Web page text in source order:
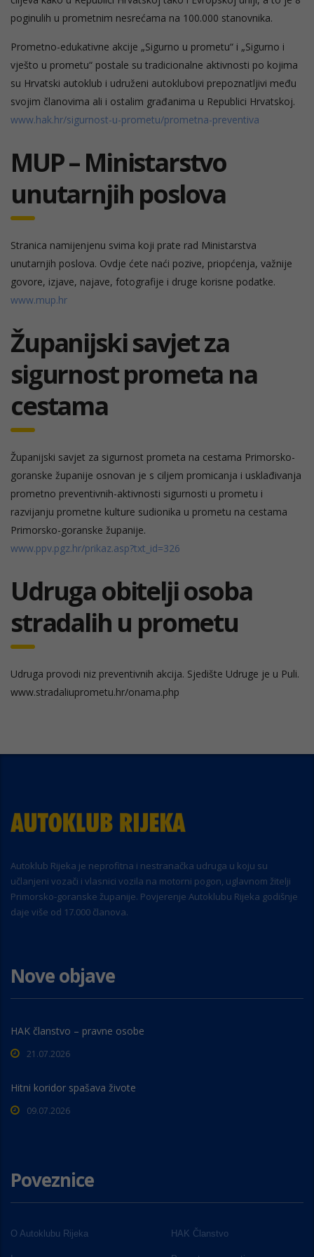
poginulih u prometnim nesrećama na 100.000 stanovnika.
Prometno-edukativne akcije „Sigurno u prometu“ i „Sigurno i
vješto u prometu“ postale su tradicionalne aktivnosti po kojima
su Hrvatski autoklub i udruženi autoklubovi prepoznatljivi među
svojim članovima ali i ostalim građanima u Republici Hrvatskoj.
www.hak.hr/sigurnost-u-prometu/prometna-preventiva
MUP – Ministarstvo
unutarnjih poslova
Stranica namijenjenu svima koji prate rad Ministarstva
unutarnjih poslova. Ovdje ćete naći pozive, priopćenja, važnije
govore, izjave, najave, fotografije i druge korisne podatke.
www.mup.hr
Županijski savjet za
sigurnost prometa na
cestama
Županijski savjet za sigurnost prometa na cestama Primorsko-
goranske županije osnovan je s ciljem promicanja i usklađivanja
prometno preventivnih-aktivnosti sigurnosti u prometu i
razvijanju prometne kulture sudionika u prometu na cestama
Primorsko-goranske županije.
www.ppv.pgz.hr/prikaz.asp?txt_id=326
Udruga obitelji osoba
stradalih u prometu
Udruga provodi niz preventivnih akcija. Sjedište Udruge je u Puli.
www.stradaliuprometu.hr/onama.php
Autoklub Rijeka je neprofitna i nestranačka udruga u koju su
učlanjeni vozači i vlasnici vozila na motorni pogon, uglavnom žitelji
Primorsko-goranske županije. Povjerenje Autoklubu Rijeka godišnje
daje više od 17.000 članova.
Nove objave
HAK članstvo – pravne osobe
21.07.2026
Hitni koridor spašava živote
09.07.2026
Poveznice
O Autoklubu Rijeka HAK Članstvo